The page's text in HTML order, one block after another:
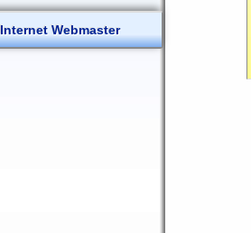
Internet Webmaster